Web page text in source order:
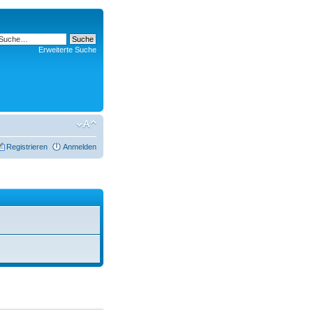
Erweiterte Suche
Registrieren Anmelden